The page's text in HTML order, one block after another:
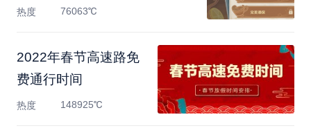
热度 76063℃
2022年春节高速路免
费通行时间
热度 148925℃